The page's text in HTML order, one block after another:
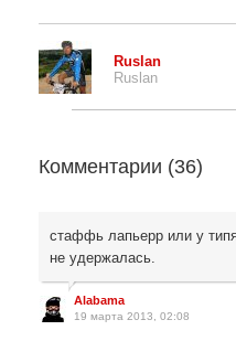
Ruslan
Ruslan
Комментарии (36)
стаффь лапьерр или у
не удержалась.
Alabama
19 марта 2013, 02:08